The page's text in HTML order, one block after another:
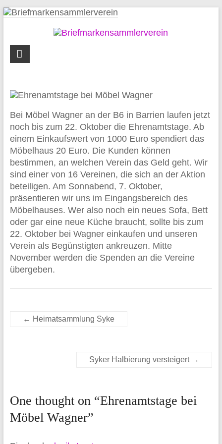
Zum
Umgebung
Bei Möbel Wagner an der B6 in Barrien laufen jetzt
noch bis zum 22. Oktober die Ehrenamtstage. Ab
einem Einkaufswert von 1000 Euro spendiert das
Möbelhaus 20 Euro. Die Kunden können
bestimmen, an welchen Verein das Geld geht. Wir
sind einer von 16 Vereinen, die sich an der Aktion
beteiligen. Am Sonnabend, 7. Oktober,
präsentieren wir uns im Eingangsbereich des
Möbelhauses. Wer also noch ein neues Sofa, Bett
oder gar eine neue Küche braucht, sollte bis zum
22. Oktober bei Wagner einkaufen und unseren
Verein als Begünstigten ankreuzen. Mitte
November werden die Spenden an die Vereine
übergeben.
← Heimatsammlung Syke
Syker Halbierung versteigert →
One thought on “Ehrenamtstage bei
Möbel Wagner”